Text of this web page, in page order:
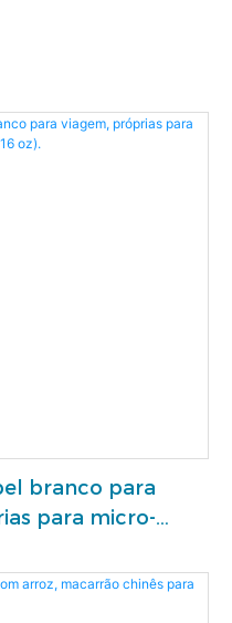
branco para
para micro-